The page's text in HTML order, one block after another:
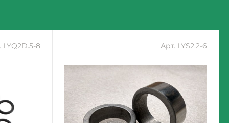
LYQ2D.5-8 Арт. LYS2.2-6